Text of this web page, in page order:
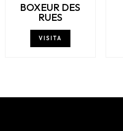
BOXEUR DES
RUES
VISITA